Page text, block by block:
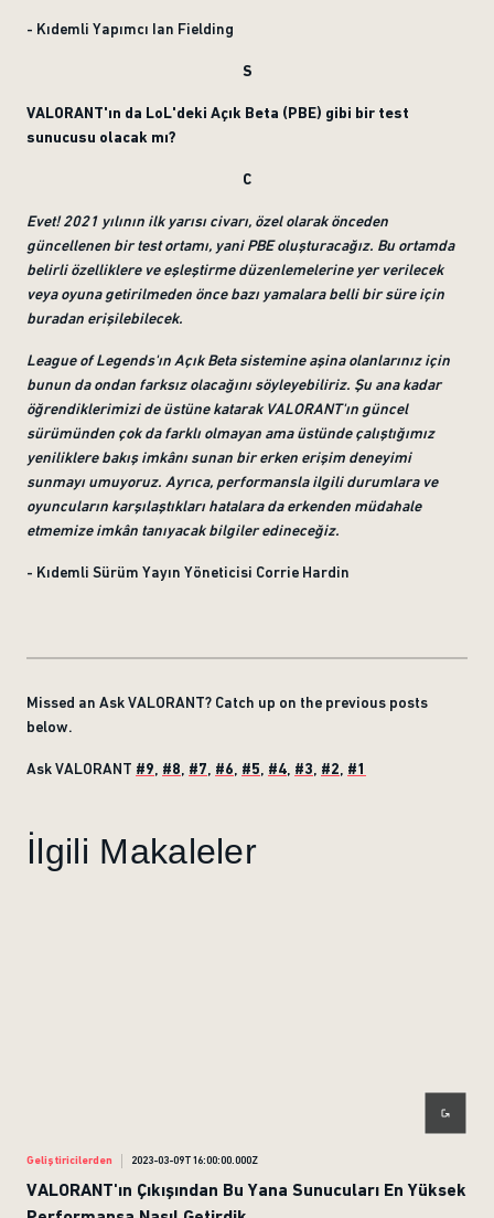
- Kıdemli Yapımcı Ian Fielding
S
VALORANT'ın da LoL'deki Açık Beta (PBE) gibi bir test
sunucusu olacak mı?
C
Evet! 2021 yılının ilk yarısı civarı, özel olarak önceden
güncellenen bir test ortamı, yani PBE oluşturacağız. Bu ortamda
belirli özelliklere ve eşleştirme düzenlemelerine yer verilecek
veya oyuna getirilmeden önce bazı yamalara belli bir süre için
buradan erişilebilecek.
League of Legends'ın Açık Beta sistemine aşina olanlarınız için
bunun da ondan farksız olacağını söyleyebiliriz. Şu ana kadar
öğrendiklerimizi de üstüne katarak VALORANT'ın güncel
sürümünden çok da farklı olmayan ama üstünde çalıştığımız
yeniliklere bakış imkânı sunan bir erken erişim deneyimi
sunmayı umuyoruz. Ayrıca, performansla ilgili durumlara ve
oyuncuların karşılaştıkları hatalara da erkenden müdahale
etmemize imkân tanıyacak bilgiler edineceğiz.
- Kıdemli Sürüm Yayın Yöneticisi Corrie Hardin
Missed an Ask VALORANT? Catch up on the previous posts
below.
Ask VALORANT #9 #8 #7 #6 #5 #4 #3 #2 #1
İlgili Makaleler
Geliştiricilerden 2023-03-09T16:00:00.000Z
VALORANT'ın Çıkışından Bu Yana Sunucuları En Yüksek